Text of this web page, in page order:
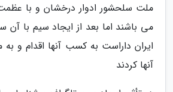
ملت سلحشور ادوار درخشان و با
می باشند اما بعد از ایجاد سیم با
ایران داراست به کسب آنها اقدام و به
آنها کردند